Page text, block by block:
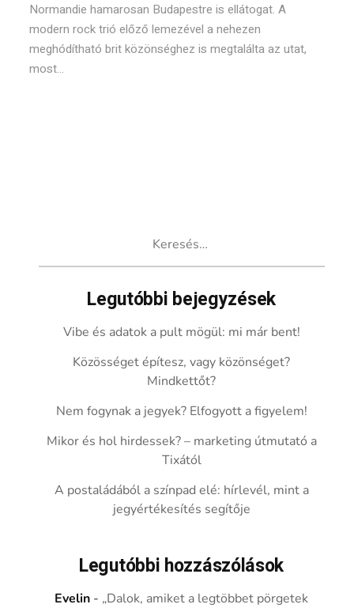
Normandie hamarosan Budapestre is ellátogat. A
modern rock trió előző lemezével a nehezen
meghódítható brit közönséghez is megtalálta az utat,
most...
Legutóbbi bejegyzések
Vibe és adatok a pult mögül: mi már bent!
Közösséget építesz, vagy közönséget?
Mindkettőt?
Nem fogynak a jegyek? Elfogyott a figyelem!
Mikor és hol hirdessek? – marketing útmutató a
Tixától
A postaládából a színpad elé: hírlevél, mint a
jegyértékesítés segítője
Legutóbbi hozzászólások
Evelin - „Dalok, amiket a legtöbbet pörgetek